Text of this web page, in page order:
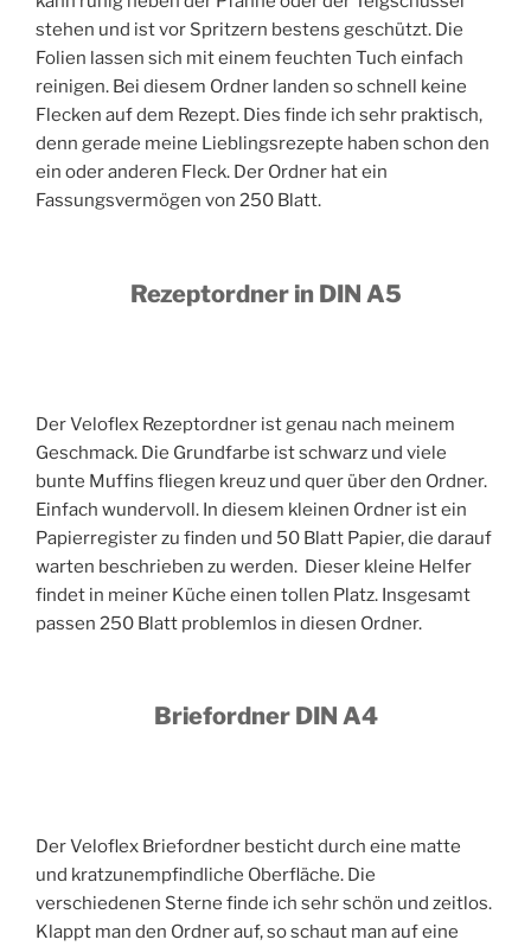
stehen und ist vor Spritzern bestens geschützt. Die
Folien lassen sich mit einem feuchten Tuch einfach
reinigen. Bei diesem Ordner landen so schnell keine
Flecken auf dem Rezept. Dies finde ich sehr praktisch,
denn gerade meine Lieblingsrezepte haben schon den
ein oder anderen Fleck. Der Ordner hat ein
Fassungsvermögen von 250 Blatt.
Rezeptordner in DIN A5
Der Veloflex Rezeptordner ist genau nach meinem
Geschmack. Die Grundfarbe ist schwarz und viele
bunte Muffins fliegen kreuz und quer über den Ordner.
Einfach wundervoll. In diesem kleinen Ordner ist ein
Papierregister zu finden und 50 Blatt Papier, die darauf
warten beschrieben zu werden. Dieser kleine Helfer
findet in meiner Küche einen tollen Platz. Insgesamt
passen 250 Blatt problemlos in diesen Ordner.
Briefordner DIN A4
Der Veloflex Briefordner besticht durch eine matte
und kratzunempfindliche Oberfläche. Die
verschiedenen Sterne finde ich sehr schön und zeitlos.
Klappt man den Ordner auf, so schaut man auf eine